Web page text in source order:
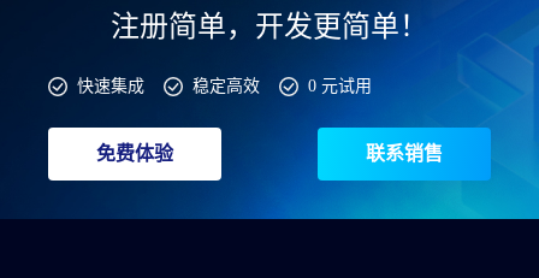
注册简单，开发更简单！
快速集成 稳定高效 0 元试用
免费体验 联系销售